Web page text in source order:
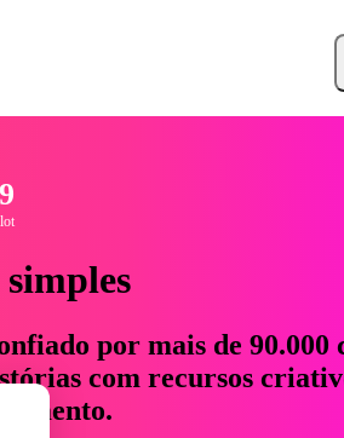
simples
por mais de 90.000
com recursos